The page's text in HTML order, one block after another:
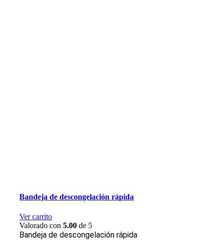
Bandeja de descongelación rápida
Ver carrito
Valorado con5.00 de 5
Bandeja de descongelación rápida